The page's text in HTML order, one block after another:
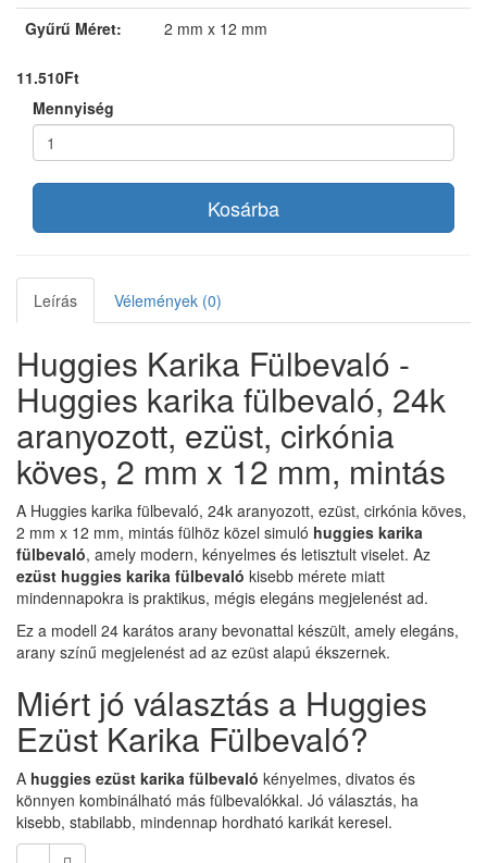
Gyűrű Méret:
2 mm x 12 mm
11.510Ft
Mennyiség
Kosárba
Leírás Vélemények (0)
Huggies Karika Fülbevaló -
Huggies karika fülbevaló, 24k
aranyozott, ezüst, cirkónia
köves, 2 mm x 12 mm, mintás
A Huggies karika fülbevaló, 24k aranyozott, ezüst, cirkónia köves,
2 mm x 12 mm, mintás fülhöz közel simuló huggies karika
fülbevaló, amely modern, kényelmes és letisztult viselet. Az
ezüst huggies karika fülbevaló kisebb mérete miatt
mindennapokra is praktikus, mégis elegáns megjelenést ad.
Ez a modell 24 karátos arany bevonattal készült, amely elegáns,
arany színű megjelenést ad az ezüst alapú ékszernek.
Miért jó választás a Huggies
Ezüst Karika Fülbevaló?
A huggies ezüst karika fülbevaló kényelmes, divatos és
könnyen kombinálható más fülbevalókkal. Jó választás, ha
kisebb, stabilabb, mindennap hordható karikát keresel.